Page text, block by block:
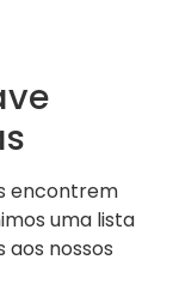
encontrem
uma lista
nossos